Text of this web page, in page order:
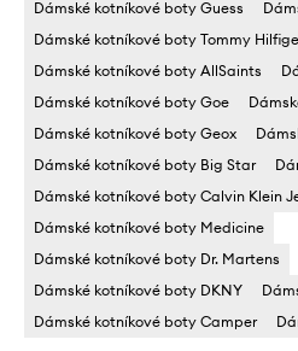
Dámské kotníkové boty Guess
Dámské kotníkové boty Tommy
Dámské kotníkové boty AllSaints
Dámské kotníkové boty Goe
Dámské kotníkové boty Geox
Dámské kotníkové boty Big Star
Dámské kotníkové boty Calvin Klein
Dámské kotníkové boty Medicine
Dámské kotníkové boty Dr. Martens
Dámské kotníkové boty DKNY
Dámské kotníkové boty Camper